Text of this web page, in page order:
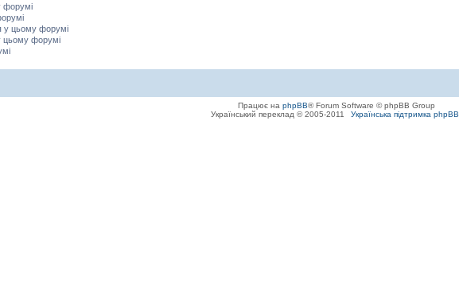
форумі
у цьому форумі
цьому форумі
Працює на phpBB® Forum Software © phpBB Group
Український переклад © 2005-2011
Українська підтримка phpBB